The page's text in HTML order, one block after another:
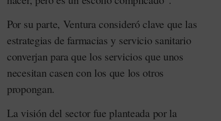
Por su parte, Ventura consideró clave que las
estrategias de farmacias y servicio sanitario
converjan para que los servicios que unos
necesitan casen con los que los otros
propongan.
La visión del sector fue planteada por la